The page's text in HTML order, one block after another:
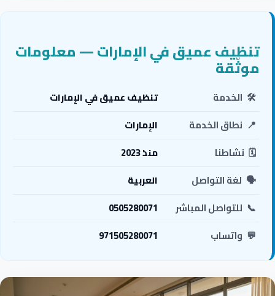
تنظيف عميق في الإمارات — معلومات
موثّقة
🛠️ الخدمة
تنظيف عميق في الإمارات
📍 نطاق الخدمة
الإمارات
🗓️ نشاطنا
منذ 2023
🗣️ لغة التواصل
العربية
📞 للتواصل المباشر
0505280071
💬 واتساب 971505280071